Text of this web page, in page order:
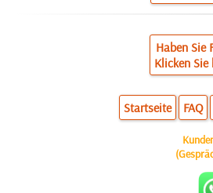
Haben Sie
Klicken
Startseite FAQ